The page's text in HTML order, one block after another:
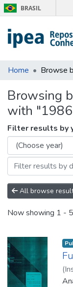
BRASIL
Communities &
Tips
About Us
Home Browse
Browsing
with
Filter results by
All browse
Now showing 1 -
(